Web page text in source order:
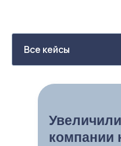
компании